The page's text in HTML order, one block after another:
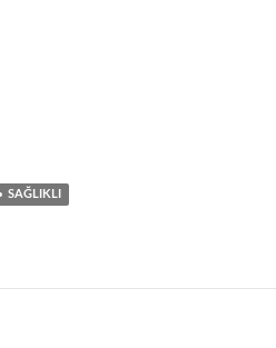
SAĞLIKLI